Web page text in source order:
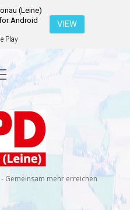
(Leine)
Android
Play
VIEW
2026
Dropdown-
Menü
öffnen
Gemeinsam mehr erreichen